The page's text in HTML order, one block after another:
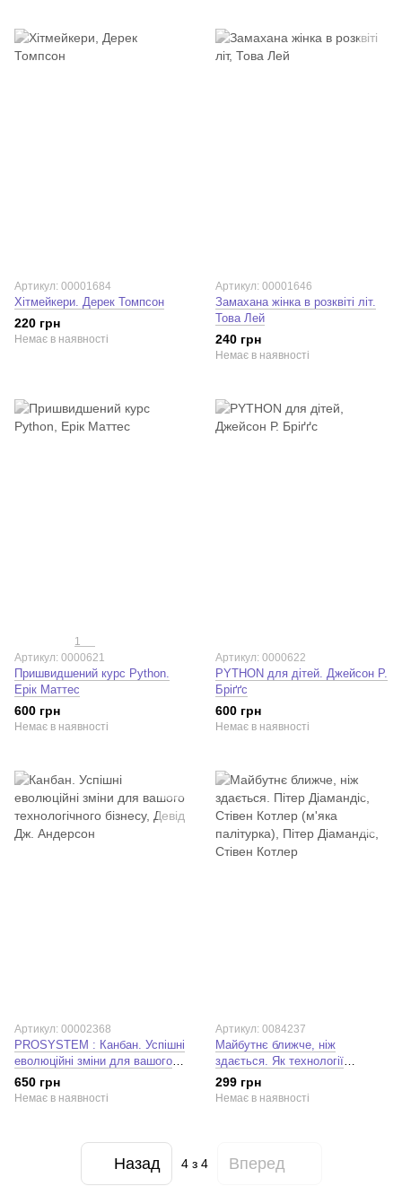
Артикул: 00001684
Хітмейкери. Дерек Томпсон
220 грн
Немає в наявності
Артикул: 00001646
Замахана жінка в розквіті літ.
Това Лей
240 грн
Немає в наявності
1
Артикул: 0000621
Пришвидшений курс Python.
Ерік Маттес
600 грн
Немає в наявності
Артикул: 0000622
PYTHON для дітей. Джейсон Р.
Бріґґс
600 грн
Немає в наявності
Артикул: 00002368
PROSYSTEM : Канбан. Успішні
еволюційні зміни для вашого
технологічного бізнесу (у).
Лінда Бейлі. Девід Дж.
650 грн
Немає в наявності
Артикул: 0084237
Майбутнє ближче, ніж
здається. Як технології
змінюють бізнес,
промисловість і наше життя
299 грн
Немає в наявності
Назад 4з 4 Вперед